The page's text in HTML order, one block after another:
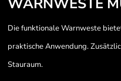
Die funktionale Warnweste
praktische Anwendung.
Stauraum.